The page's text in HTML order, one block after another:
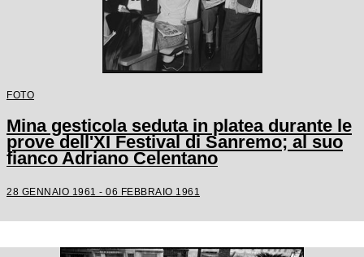
FOTO
Mina gesticola seduta in platea durante le
prove dell'XI Festival di Sanremo; al suo
fianco Adriano Celentano
28 GENNAIO 1961 - 06 FEBBRAIO 1961